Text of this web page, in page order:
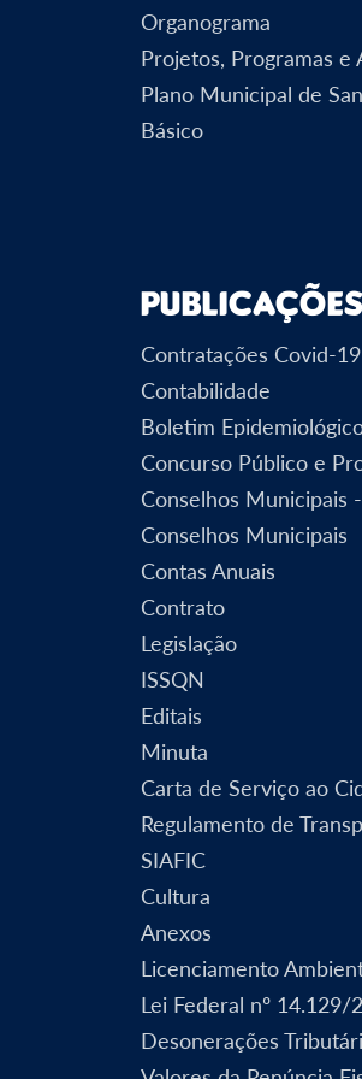
Organograma
Projetos, Programas e
Plano Municipal de
Básico
Publicações
Contratações Covid-19
Contabilidade
Boletim
Concurso Público e
Conselhos Municipais
Conselhos Municipais
Contas Anuais
Contrato
Legislação
ISSQN
Editais
Minuta
Carta de Serviço ao
Regulamento de
SIAFIC
Cultura
Anexos
Licenciamento
Lei Federal nº 14.129/
Desonerações